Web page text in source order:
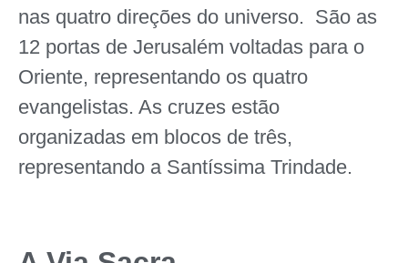
nas quatro direções do universo. São as
12 portas de Jerusalém voltadas para o
Oriente, representando os quatro
evangelistas. As cruzes estão
organizadas em blocos de três,
representando a Santíssima Trindade.